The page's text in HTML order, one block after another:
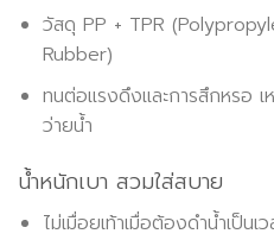
วัสดุ PP + TPR
Rubber)
ทนต่อแรงดึงและการสึกหรอ เห
ว่ายน้ำ
น้ำหนักเบา สวมใส่สบาย
ไม่เมื่อยเท้าเมื่อต้องดำน้ำเป็นเ